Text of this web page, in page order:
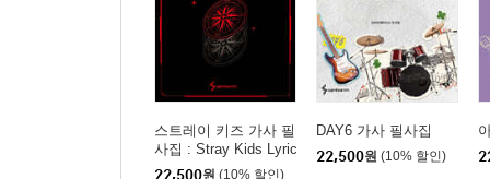
스트레이 키즈 가사 필
사집 : Stray Kids Lyric
s Transcription Book
22,500원 (10% 할인)
DAY6 가사 필사집
22,500원 (10% 할인)